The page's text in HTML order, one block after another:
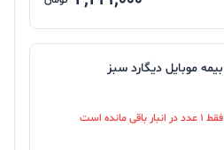
بیمه موبایل دیگارد سبز
فقط 1 عدد در انبار باقی مانده است